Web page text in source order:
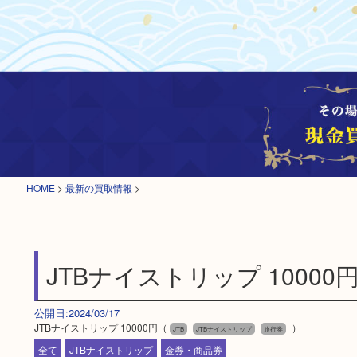
HOME > 最新の買取情報 >
JTBナイストリップ 10000
公開日:2024/03/17
JTBナイストリップ 10000円（ JTB JTBナイストリップ 旅行券
）
全て
JTBナイストリップ 金券・商品券